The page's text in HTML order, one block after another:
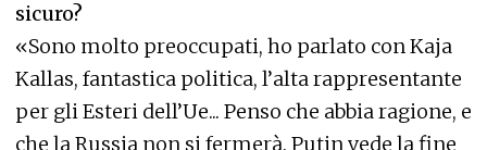
sicuro?
«Sono molto preoccupati, ho parlato con Kaja
Kallas, fantastica politica, l’alta rappresentante
per gli Esteri dell’Ue... Penso che abbia ragione, e
che la Russia non si fermerà. Putin vede la fine